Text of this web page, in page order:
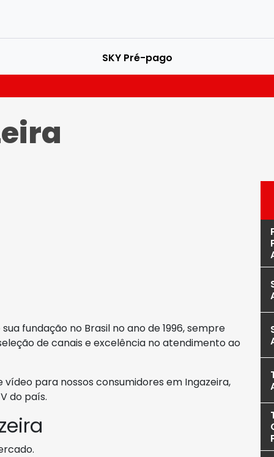
SKY Pré-pago
fundação no Brasil no ano de 1996, sempre
de canais e excelência no atendimento ao
para nossos consumidores em Ingazeira,
do país.